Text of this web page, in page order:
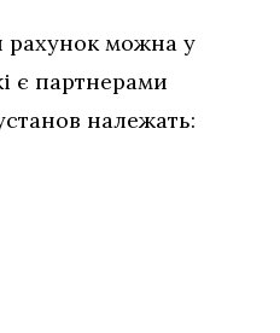
рахунок можна у
є партнерами
належать: